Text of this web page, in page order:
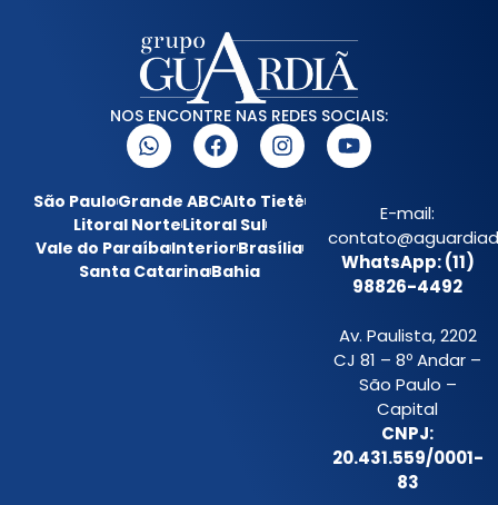
NOS ENCONTRE NAS REDES SOCIAIS:
São PauloGrande ABCAlto Tietê
Litoral NorteLitoral Sul
Vale do ParaíbaInteriorBrasília
Santa CatarinaBahia
E-mail:
WhatsApp: (11)
98826-4492
Av. Paulista, 2202
CJ 81 – 8º Andar –
São Paulo –
Capital
CNPJ:
20.431.559/0001-
83